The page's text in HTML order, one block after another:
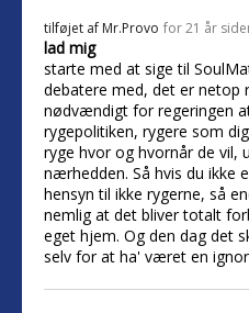
tilføjet af Mr.Provo for 21 år
lad mig
starte med at sige til
debatere med, det er netop
nødvændigt for regeringen
rygepolitiken, rygere som
ryge hvor og hvornår de vil,
nærhedden. Så hvis du ikke
hensyn til ikke rygerne, så
nemlig at det bliver totalt
eget hjem. Og den dag det
selv for at ha' været en